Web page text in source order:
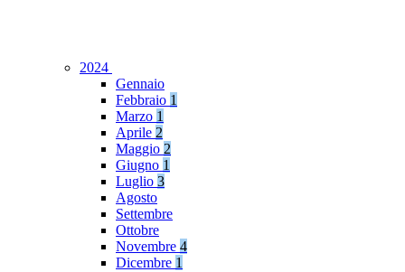
2024
Gennaio
Febbraio 1
Marzo 1
Aprile 2
Maggio 2
Giugno 1
Luglio 3
Agosto
Settembre
Ottobre
Novembre 4
Dicembre 1